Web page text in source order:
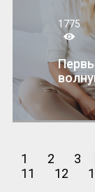
1775
1 2 3
11
12